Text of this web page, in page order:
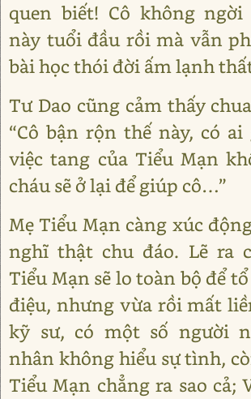
quen biết! Cô không
này tuổi đầu rồi mà vẫn
bài học thói đời ấm lạnh
Tư Dao cũng cảm thấy
“Cô bận rộn thế này, có
việc tang của Tiểu Mạn
cháu sẽ ở lại để giúp cô…”
Mẹ Tiểu Mạn càng xúc
nghĩ thật chu đáo. Lẽ ra
Tiểu Mạn sẽ lo toàn bộ để
điệu, nhưng vừa rồi mất
kỹ sư, có một số người
nhân không hiểu sự tình,
Tiểu Mạn chẳng ra sao cả;